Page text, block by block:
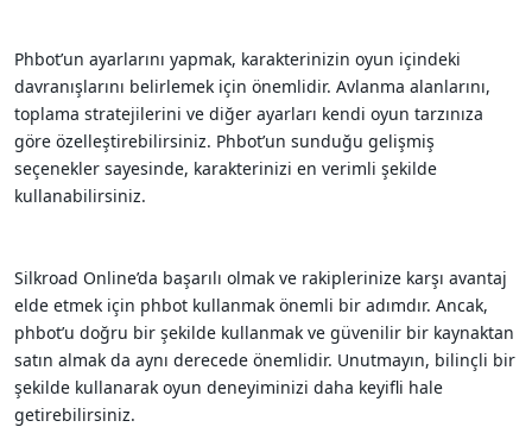
Phbot’un ayarlarını yapmak, karakterinizin oyun içindeki
davranışlarını belirlemek için önemlidir. Avlanma alanlarını,
toplama stratejilerini ve diğer ayarları kendi oyun tarzınıza
göre özelleştirebilirsiniz. Phbot’un sunduğu gelişmiş
seçenekler sayesinde, karakterinizi en verimli şekilde
kullanabilirsiniz.
Silkroad Online’da başarılı olmak ve rakiplerinize karşı avantaj
elde etmek için phbot kullanmak önemli bir adımdır. Ancak,
phbot’u doğru bir şekilde kullanmak ve güvenilir bir kaynaktan
satın almak da aynı derecede önemlidir. Unutmayın, bilinçli bir
şekilde kullanarak oyun deneyiminizi daha keyifli hale
getirebilirsiniz.